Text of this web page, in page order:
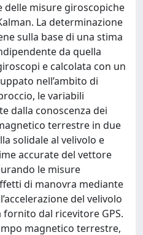
delle misure giroscopiche
La determinazione
sulla base di una stima
da quella
e calcolata con un
nell’ambito di
le variabili
dalla conoscenza dei
terrestre in due
solidale al velivolo e
accurate del vettore
le misure
di manovra mediante
del velivolo
dal ricevitore GPS.
magnetico terrestre,